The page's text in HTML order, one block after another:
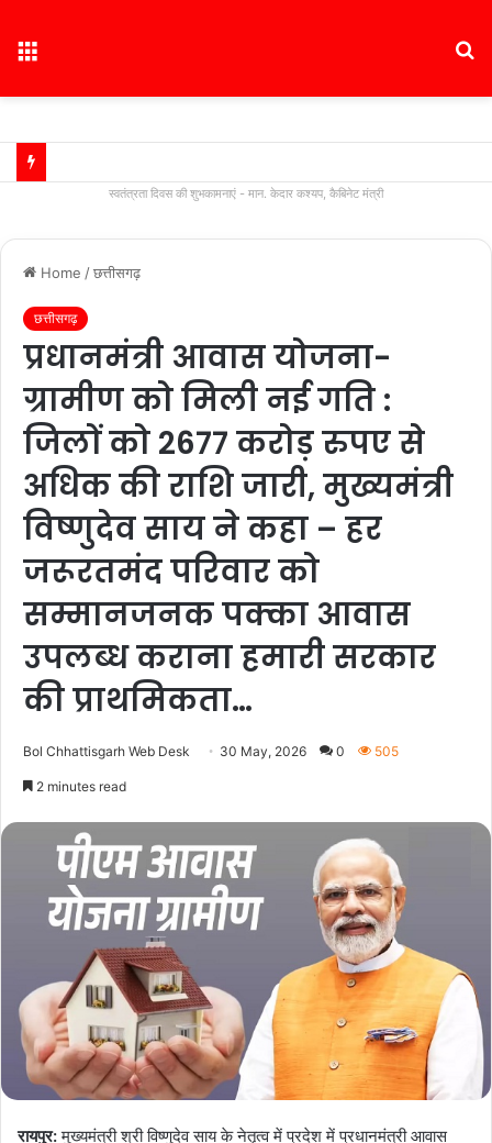
स्वतंत्रता दिवस की शुभकामनाएं - मान. केदार कश्यप, कैबिनेट मंत्री
Home /छत्तीसगढ़
छत्तीसगढ़
प्रधानमंत्री आवास योजना-
ग्रामीण को मिली नई गति :
जिलों को 2677 करोड़ रुपए से
अधिक की राशि जारी, मुख्यमंत्री
विष्णुदेव साय ने कहा – हर
जरूरतमंद परिवार को
सम्मानजनक पक्का आवास
उपलब्ध कराना हमारी सरकार
की प्राथमिकता…
Bol Chhattisgarh Web Desk 30 May, 2026 0 505
2 minutes read
रायपुर:मुख्यमंत्री श्री विष्णुदेव साय के नेतृत्व में प्रदेश में प्रधानमंत्री आवास